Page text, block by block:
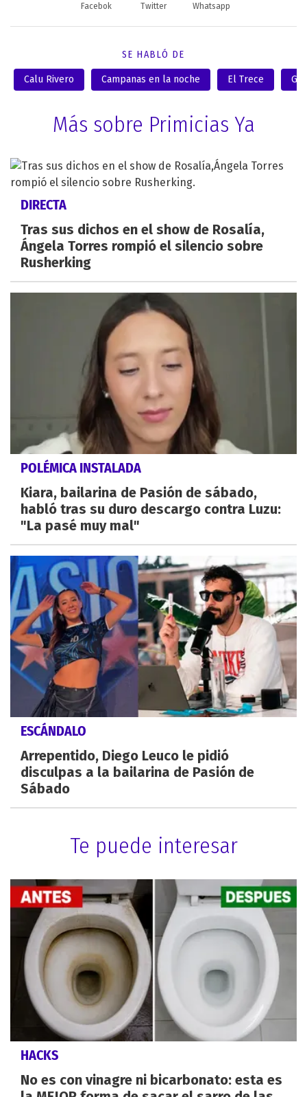
Facebok Twitter Whatsapp
SE HABLÓ DE
Calu Rivero Campanas en la noche El Trece
Más sobre Primicias Ya
DIRECTA
Tras sus dichos en el show de Rosalía,
Ángela Torres rompió el silencio sobre
Rusherking
POLÉMICA INSTALADA
Kiara, bailarina de Pasión de sábado,
habló tras su duro descargo contra Luzu:
"La pasé muy mal"
ESCÁNDALO
Arrepentido, Diego Leuco le pidió
disculpas a la bailarina de Pasión de
Sábado
Te puede interesar
HACKS
No es con vinagre ni bicarbonato: esta es